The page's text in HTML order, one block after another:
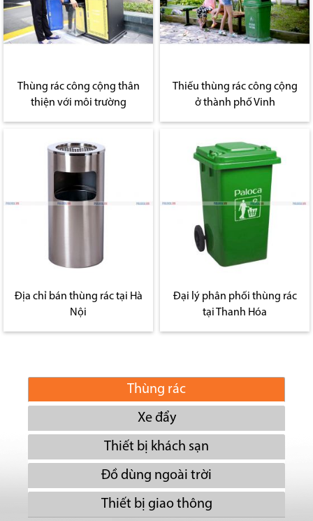
Thùng rác công cộng thân
thiện với môi trường
Thiếu thùng rác công cộng
ở thành phố Vinh
Địa chỉ bán thùng rác tại Hà
Nội
Đại lý phân phối thùng rác
tại Thanh Hóa
Thùng rác
Xe đẩy
Thiết bị khách sạn
Đồ dùng ngoài trời
Thiết bị giao thông